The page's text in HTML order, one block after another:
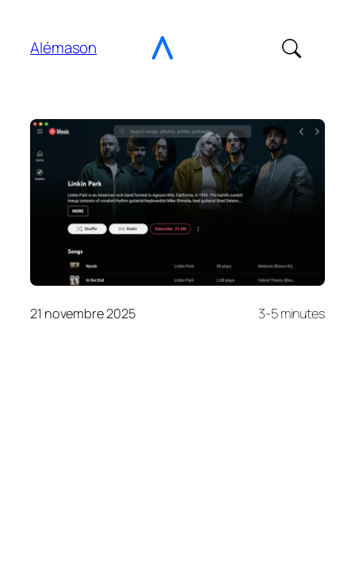
contenu
Alémason
21 novembre 2025 3-5 minutes